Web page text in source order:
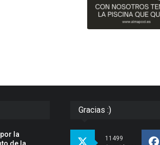
la
Gracias :)
11499